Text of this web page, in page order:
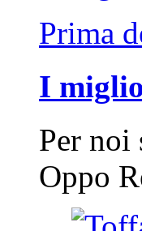
Prima
I
Per noi
Oppo